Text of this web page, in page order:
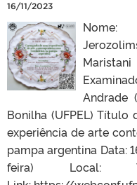
16/11/2023
Nome:
Andrade
Bonilha (UFPEL) Título
experiência de arte
pampa argentina Data:
feira) Local: